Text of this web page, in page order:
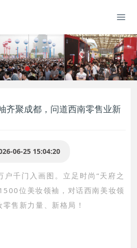
齐聚成都，问道西南零售业新
06-25 15:04:20
户千门入画图。立足时尚“天府之
位美妆领袖，对话西南美妆领
售新力量、新格局！